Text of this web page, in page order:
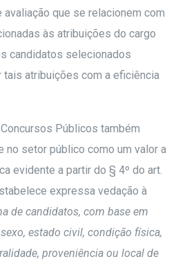
que se relacionem com
às atribuições do cargo
candidatos selecionados
tais atribuições com a eficiência
Públicos também
no setor público como um valor a
evidente a partir do § 4º do art.
expressa vedação à
de candidatos, com base em
estado civil, condição física,
proveniência ou local de